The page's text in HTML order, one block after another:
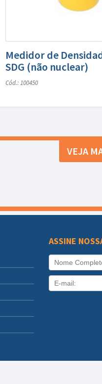
Medidor de
SDG (não nuclear)
Cód.: 100450
VEJA
ASSINE